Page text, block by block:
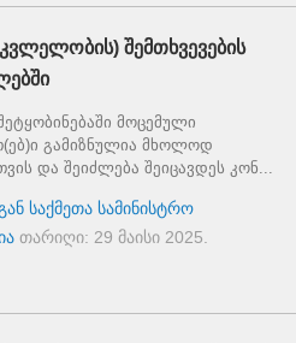
შემთხვევების
მოცემული
გამიზნულია მხოლოდ
და შეიძლება შეიცავდეს კონ...
საქმეთა სამინისტრო
თარიღი: 29 მაისი 2025